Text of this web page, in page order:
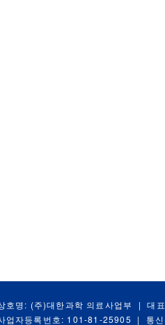
호명: (주)대한과학 의료사업부 |
대
업자등록번호: 101-81-25905
| 통